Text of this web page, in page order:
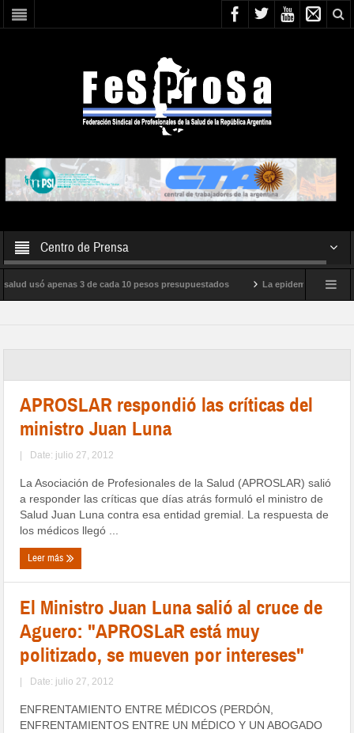
Centro de Prensa
usó apenas 3 de cada 10 pesos presupuestados La epidemia de
APROSLAR respondió las críticas del
ministro Juan Luna
| Date: julio 27, 2012
La Asociación de Profesionales de la Salud (APROSLAR) salió
a responder las críticas que días atrás formuló el ministro de
Salud Juan Luna contra esa entidad gremial. La respuesta de
los médicos llegó ...
Leer más
El Ministro Juan Luna salió al cruce de
Aguero: "APROSLaR está muy
politizado, se mueven por intereses"
| Date: julio 27, 2012
ENFRENTAMIENTO ENTRE MÉDICOS (PERDÓN,
ENFRENTAMIENTOS ENTRE UN MÉDICO Y UN ABOGADO